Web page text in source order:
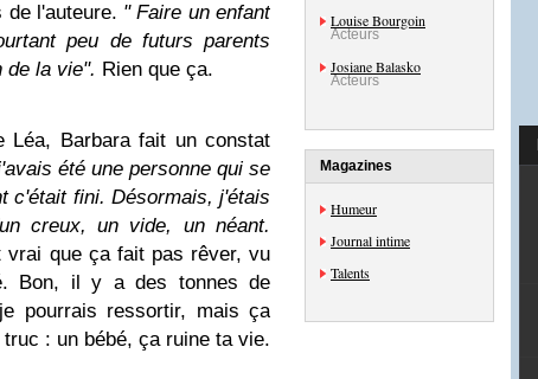
de l'auteure. " Faire un enfant
peu de futurs parents
de la vie". Rien que ça.
Léa, Barbara fait un constat
été une personne qui se
c'était fini. Désormais, j'étais
creux, un vide, un néant.
que ça fait pas rêver, vu
Bon, il y a des tonnes de
pourrais ressortir, mais ça
: un bébé, ça ruine ta vie.
Louise Bourgoin
Acteurs
Josiane Balasko
Acteurs
Magazines
Humeur
Journal intime
Talents